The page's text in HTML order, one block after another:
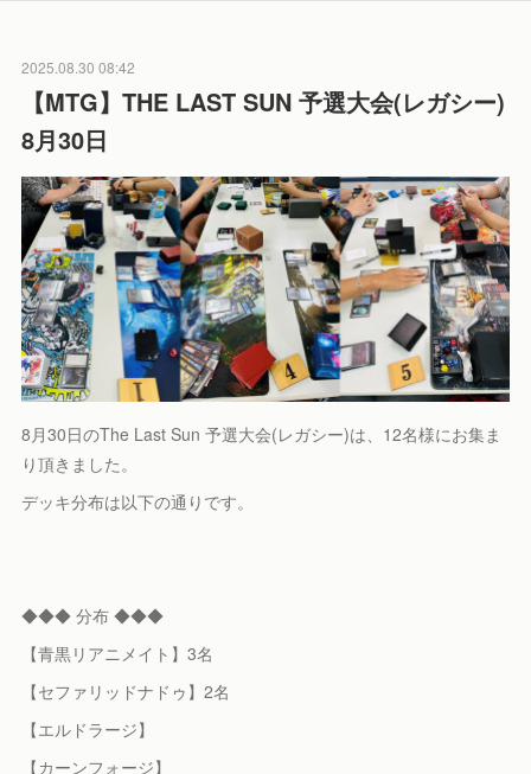
2025.08.30 08:42
【MTG】THE LAST SUN 予選大会(レガシー)
8月30日
8月30日のThe Last Sun 予選大会(レガシー)は、12名様にお集ま
り頂きました。
デッキ分布は以下の通りです。
◆◆◆ 分布 ◆◆◆
【青黒リアニメイト】3名
【セファリッドナドゥ】2名
【エルドラージ】
【カーンフォージ】